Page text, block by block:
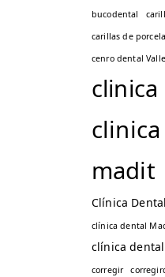
bucodental
carillas de
cenro dental
madit
Clínica
clínica dental
clínica
corregir